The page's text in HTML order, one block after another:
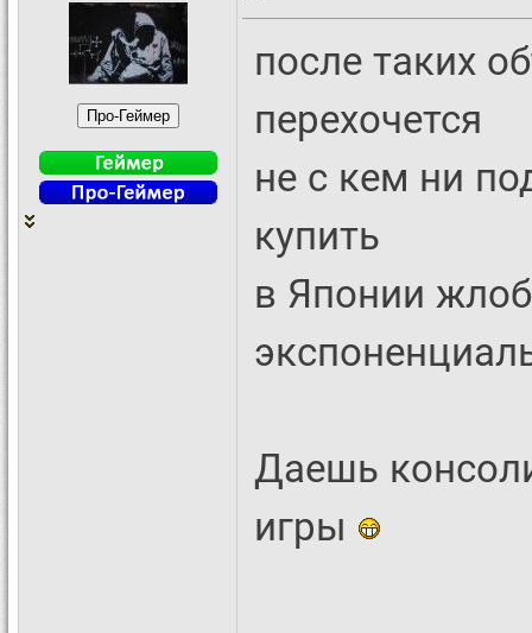
после таких
перехочется
не с кем ни
купить
в Японии
Даешь
игры